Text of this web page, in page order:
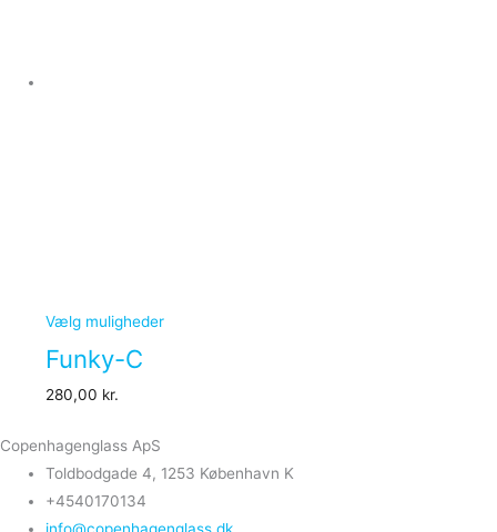
Vælg muligheder
Funky-C
280,00 kr.
Copenhagenglass ApS
Toldbodgade 4, 1253 København K
+4540170134